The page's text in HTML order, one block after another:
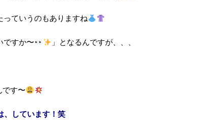
っていうのもありますね
ですか〜 」となるんですが、、、
です〜
、しています！笑